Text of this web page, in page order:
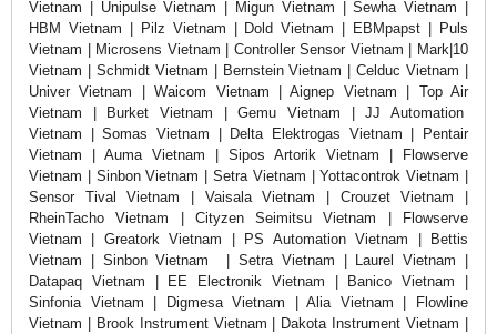
Vietnam | Unipulse Vietnam | Migun Vietnam | Sewha Vietnam |
HBM Vietnam | Pilz Vietnam | Dold Vietnam | EBMpapst | Puls
Vietnam | Microsens Vietnam | Controller Sensor Vietnam | Mark|10
Vietnam | Schmidt Vietnam | Bernstein Vietnam | Celduc Vietnam |
Univer Vietnam | Waicom Vietnam | Aignep Vietnam | Top Air
Vietnam | Burket Vietnam | Gemu Vietnam | JJ Automation
Vietnam | Somas Vietnam | Delta Elektrogas Vietnam | Pentair
Vietnam | Auma Vietnam | Sipos Artorik Vietnam | Flowserve
Vietnam | Sinbon Vietnam | Setra Vietnam | Yottacontrok Vietnam |
Sensor Tival Vietnam | Vaisala Vietnam | Crouzet Vietnam |
RheinTacho Vietnam | Cityzen Seimitsu Vietnam | Flowserve
Vietnam | Greatork Vietnam | PS Automation Vietnam | Bettis
Vietnam | Sinbon Vietnam | Setra Vietnam | Laurel Vietnam |
Datapaq Vietnam | EE Electronik Vietnam | Banico Vietnam |
Sinfonia Vietnam | Digmesa Vietnam | Alia Vietnam | Flowline
Vietnam | Brook Instrument Vietnam | Dakota Instrument Vietnam |